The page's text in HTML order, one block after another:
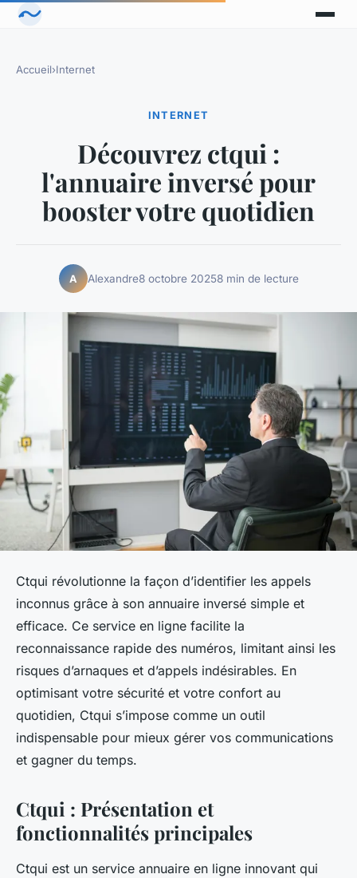
Accueil›Internet
INTERNET
Découvrez ctqui :
l'annuaire inversé pour
booster votre quotidien
A Alexandre8 octobre 20258 min de lecture
Ctqui révolutionne la façon d’identifier les appels
inconnus grâce à son annuaire inversé simple et
efficace. Ce service en ligne facilite la
reconnaissance rapide des numéros, limitant ainsi les
risques d’arnaques et d’appels indésirables. En
optimisant votre sécurité et votre confort au
quotidien, Ctqui s’impose comme un outil
indispensable pour mieux gérer vos communications
et gagner du temps.
Ctqui : Présentation et
fonctionnalités principales
Ctqui est un service annuaire en ligne innovant qui